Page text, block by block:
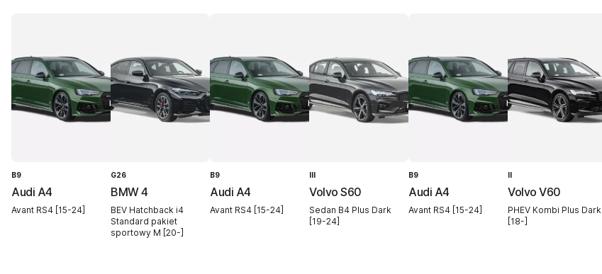
B9
Audi A4
Avant RS4 [15-24]
G26
BMW 4
BEV Hatchback i4
Standard pakiet
sportowy M [20-]
B9
Audi A4
Avant RS4 [15-24]
III
Volvo S60
Sedan B4 Plus Dark
[19-24]
B9
Audi A4
Avant RS4 [15-24]
II
Volvo V60
PHEV Kombi Plus Dark
[18-]